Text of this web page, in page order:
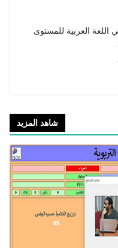
اللغة العربية للمستوى
شاهد المزيد